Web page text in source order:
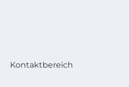
Kontaktbereich